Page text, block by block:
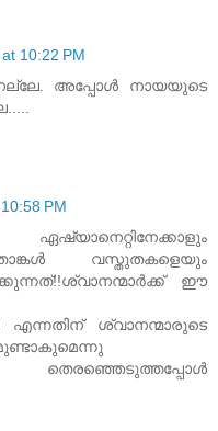
10:22 PM
അപ്പോള്‍ നായയുടെ
PM
വസ്തുതകളെയും
ഈ
എന്നതിന് ശ്വാനന്മാരുടെ